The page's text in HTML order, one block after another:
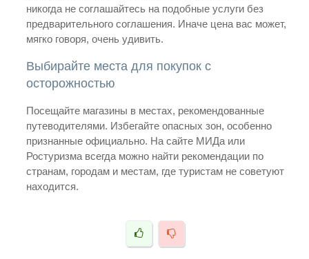
никогда не соглашайтесь на подобные услуги без
предварительного соглашения. Иначе цена вас может,
мягко говоря, очень удивить.
Выбирайте места для покупок с
осторожностью
Посещайте магазины в местах, рекомендованные
путеводителями. Избегайте опасных зон, особенно
признанные официально. На сайте МИДа или
Ростуризма всегда можно найти рекомендации по
странам, городам и местам, где туристам не советуют
находится.